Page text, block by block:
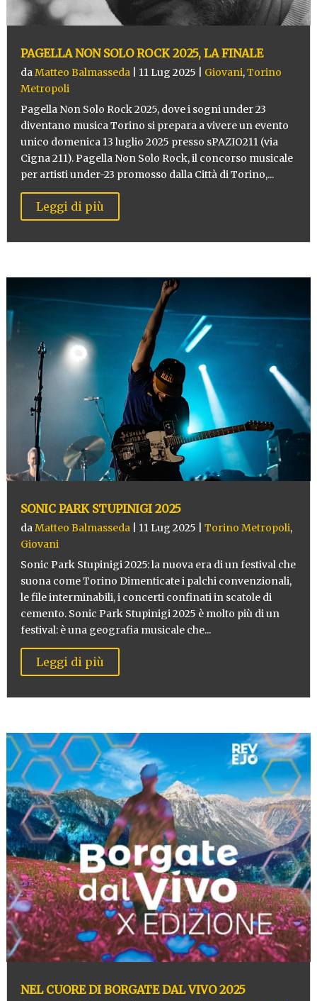
PAGELLA NON SOLO ROCK 2025, LA FINALE
daMatteo Balmasseda| 11 Lug 2025 Giovani,Torino
Metropoli
Pagella Non Solo Rock 2025, dove i sogni under 23
diventano musica Torino si prepara a vivere un evento
unico domenica 13 luglio 2025 presso sPAZIO211 (via
Cigna 211). Pagella Non Solo Rock, il concorso musicale
per artisti under-23 promosso dalla Città di Torino,...
Leggi di più
SONIC PARK STUPINIGI 2025
daMatteo Balmasseda| 11 Lug 2025 Torino Metropoli,
Giovani
Sonic Park Stupinigi 2025: la nuova era di un festival che
suona come Torino Dimenticate i palchi convenzionali,
le file interminabili, i concerti confinati in scatole di
cemento. Sonic Park Stupinigi 2025 è molto più di un
festival: è una geografia musicale che...
Leggi di più
NEL CUORE DI BORGATE DAL VIVO 2025